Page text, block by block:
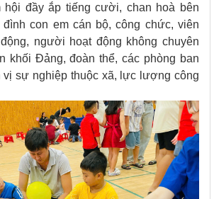
hội đầy ắp tiếng cười, chan hoà bên
con em cán bộ, công chức, viên
người hoạt động không chuyên
khối Đảng, đoàn thể, các phòng ban
vị sự nghiệp thuộc xã, lực lượng công